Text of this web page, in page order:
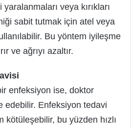
veya kırıkları
sabit tutmak için atel veya
Bu yöntem iyileşme
ve ağrıyı azaltır.
enfeksiyon ise, doktor
edebilir. Enfeksiyon tedavi
kötüleşebilir, bu yüzden hızlı